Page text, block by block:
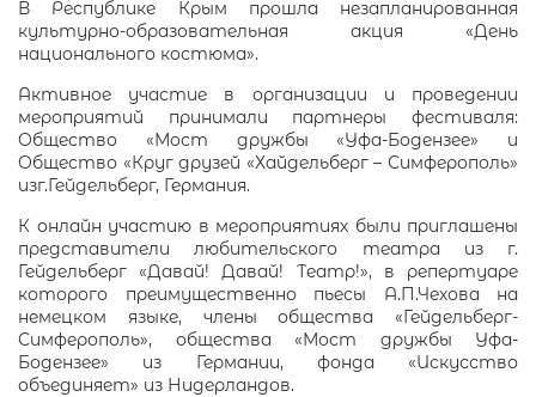
В Республике Крым прошла незапланированная
культурно-образовательная акция «День
национального костюма».
Активное участие в организации и проведении
мероприятий принимали партнеры фестиваля:
Общество «Мост дружбы «Уфа-Бодензее» и
Общество «Круг друзей «Хайдельберг – Симферополь»
изг.Гейдельберг, Германия.
К онлайн участию в мероприятиях были приглашены
представители любительского театра из г.
Гейдельберг «Давай! Давай! Театр!», в репертуаре
которого преимущественно пьесы А.П.Чехова на
немецком языке, члены общества «Гейдельберг-
Симферополь», общества «Мост дружбы Уфа-
Бодензее» из Германии, фонда «Искусство
объединяет» из Нидерландов.